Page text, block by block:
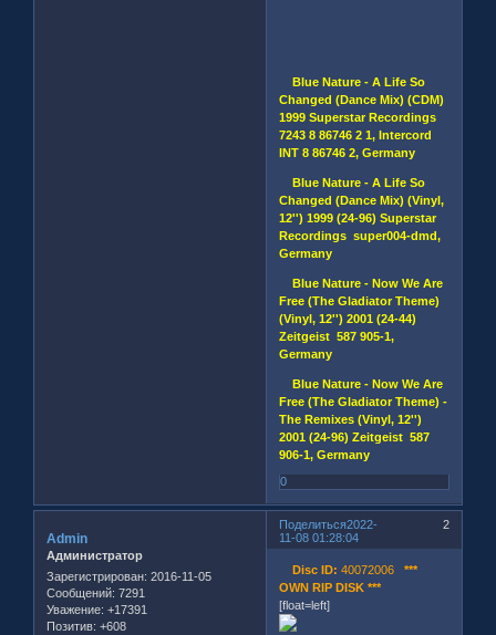
Blue Nature - A Life So
Changed (Dance Mix) (CDM)
1999 Superstar Recordings
7243 8 86746 2 1, Intercord
INT 8 86746 2, Germany
Blue Nature - A Life So
Changed (Dance Mix) (Vinyl,
12'') 1999 (24-96) Superstar
Recordings super004-dmd,
Germany
Blue Nature - Now We Are
Free (The Gladiator Theme)
(Vinyl, 12'') 2001 (24-44)
Zeitgeist 587 905-1,
Germany
Blue Nature - Now We Are
Free (The Gladiator Theme) -
The Remixes (Vinyl, 12'')
2001 (24-96) Zeitgeist 587
906-1, Germany
0
Поделиться 2
2022-
11-08 01:28:04
Admin
Администратор
Зарегистрирован: 2016-11-05
Сообщений: 7291
Уважение: +17391
Позитив: +608
Disc ID: 40072006***
OWN RIP DISK ***
[float=left]